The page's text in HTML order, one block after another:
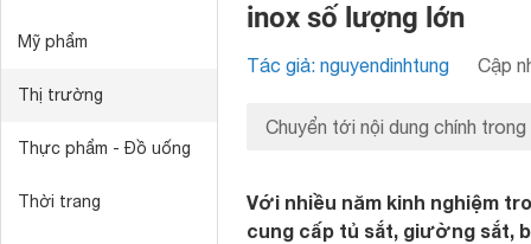
Mỹ phẩm
Thị trường
Thực phẩm - Đồ uống
Thời trang
inox số lượng lớn
Tác giả: nguyendinhtung Cập
Chuyển tới nội dung chính trong
Với nhiều năm kinh nghiệm
cung cấp tủ sắt, giường sắt,